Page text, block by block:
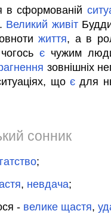
в сформованій
Великий живіт
життя, а в
є чужим
зовнішніх
що є для
сонник
;
, невдача;
- велике щастя,